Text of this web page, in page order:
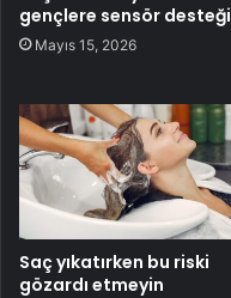
gençlere sensör desteği
Mayıs 15, 2026
Saç yıkatırken bu riski
gözardı etmeyin